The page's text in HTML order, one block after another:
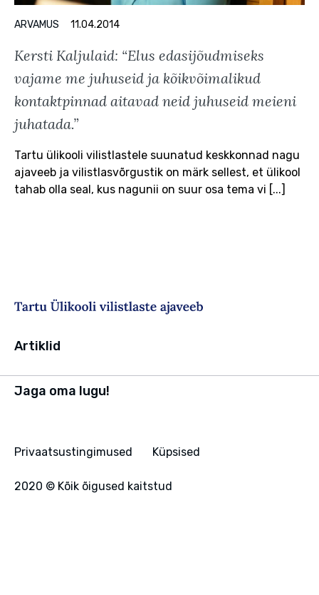
Kersti Kaljulaid: “Elus edasijõudmiseks
vajame me juhuseid ja kõikvõimalikud
kontaktpinnad aitavad neid juhuseid meieni
juhatada.”
Tartu ülikooli vilistlastele suunatud keskkonnad nagu
ajaveeb ja vilistlasvõrgustik on märk sellest, et ülikool
tahab olla seal, kus nagunii on suur osa tema vi [...]
ARVAMUS 11.04.2014
Artiklid
Jaga oma lugu!
2020 © Kõik õigused kaitstud
Privaatsustingimused Küpsised